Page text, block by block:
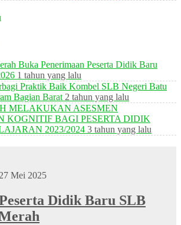
Buka Penerimaan Peserta Didik Baru
1 tahun yang lalu
Praktik Baik Kombel SLB Negeri Batu
Bagian Barat 2 tahun yang lalu
MELAKUKAN ASESMEN
KOGNITIF BAGI PESERTA DIDIK
2023/2024 3 tahun yang lalu
Mei 2025
Didik Baru SLB